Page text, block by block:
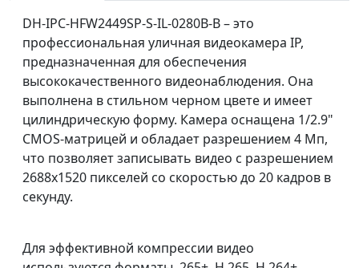
DH-IPC-HFW2449SP-S-IL-0280B-B – это
профессиональная уличная видеокамера IP,
предназначенная для обеспечения
высококачественного видеонаблюдения. Она
выполнена в стильном черном цвете и имеет
цилиндрическую форму. Камера оснащена 1/2.9"
CMOS-матрицей и обладает разрешением 4 Мп,
что позволяет записывать видео с разрешением
2688х1520 пикселей со скоростью до 20 кадров в
секунду.
Для эффективной компрессии видео